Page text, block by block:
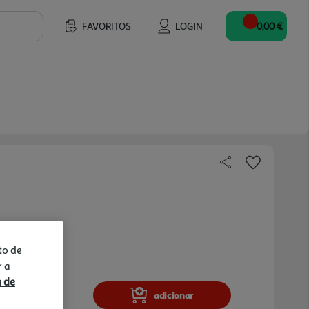
FAVORITOS LOGIN 0,00 €
adicionar
de
a
de